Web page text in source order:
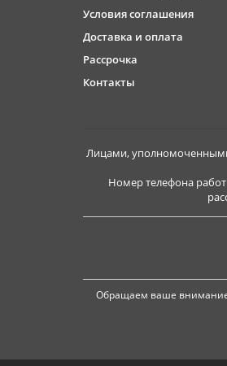
Условия соглашения
Доставка и оплата
Рассрочка
Контакты
Лицами,
Номер телефона
Обращаем ваше внимание